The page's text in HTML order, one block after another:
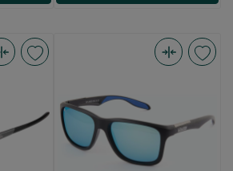
Sonnenbrille
grey/ice
blue